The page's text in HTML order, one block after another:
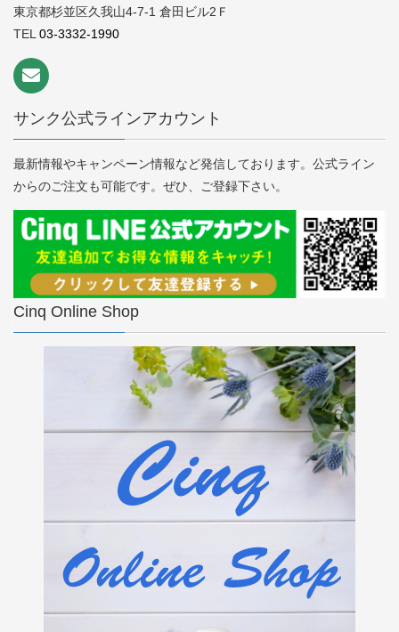
東京都杉並区久我山4-7-1 倉田ビル2Ｆ
TEL 03-3332-1990
サンク公式ラインアカウント
最新情報やキャンペーン情報など発信しております。公式ライン
からのご注文も可能です。ぜひ、ご登録下さい。
Cinq Online Shop